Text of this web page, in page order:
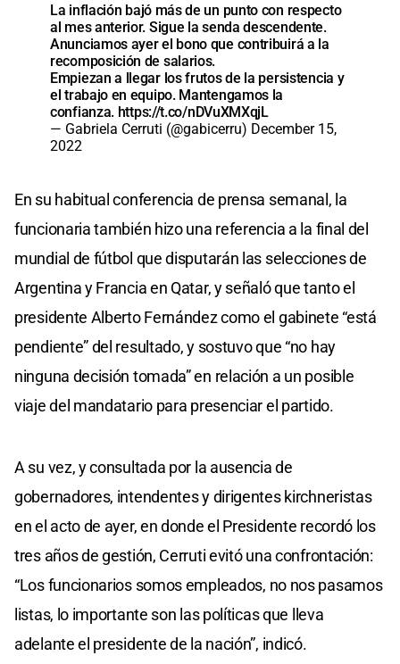
La inflación bajó más de un punto con respecto
al mes anterior. Sigue la senda descendente.
Anunciamos ayer el bono que contribuirá a la
recomposición de salarios.
Empiezan a llegar los frutos de la persistencia y
el trabajo en equipo. Mantengamos la
confianza. https://t.co/nDVuXMXqjL
— Gabriela Cerruti (@gabicerru) December 15,
2022
En su habitual conferencia de prensa semanal, la
funcionaria también hizo una referencia a la final del
mundial de fútbol que disputarán las selecciones de
Argentina y Francia en Qatar, y señaló que tanto el
presidente Alberto Fernández como el gabinete “está
pendiente” del resultado, y sostuvo que “no hay
ninguna decisión tomada” en relación a un posible
viaje del mandatario para presenciar el partido.
A su vez, y consultada por la ausencia de
gobernadores, intendentes y dirigentes kirchneristas
en el acto de ayer, en donde el Presidente recordó los
tres años de gestión, Cerruti evitó una confrontación:
“Los funcionarios somos empleados, no nos pasamos
listas, lo importante son las políticas que lleva
adelante el presidente de la nación”, indicó.